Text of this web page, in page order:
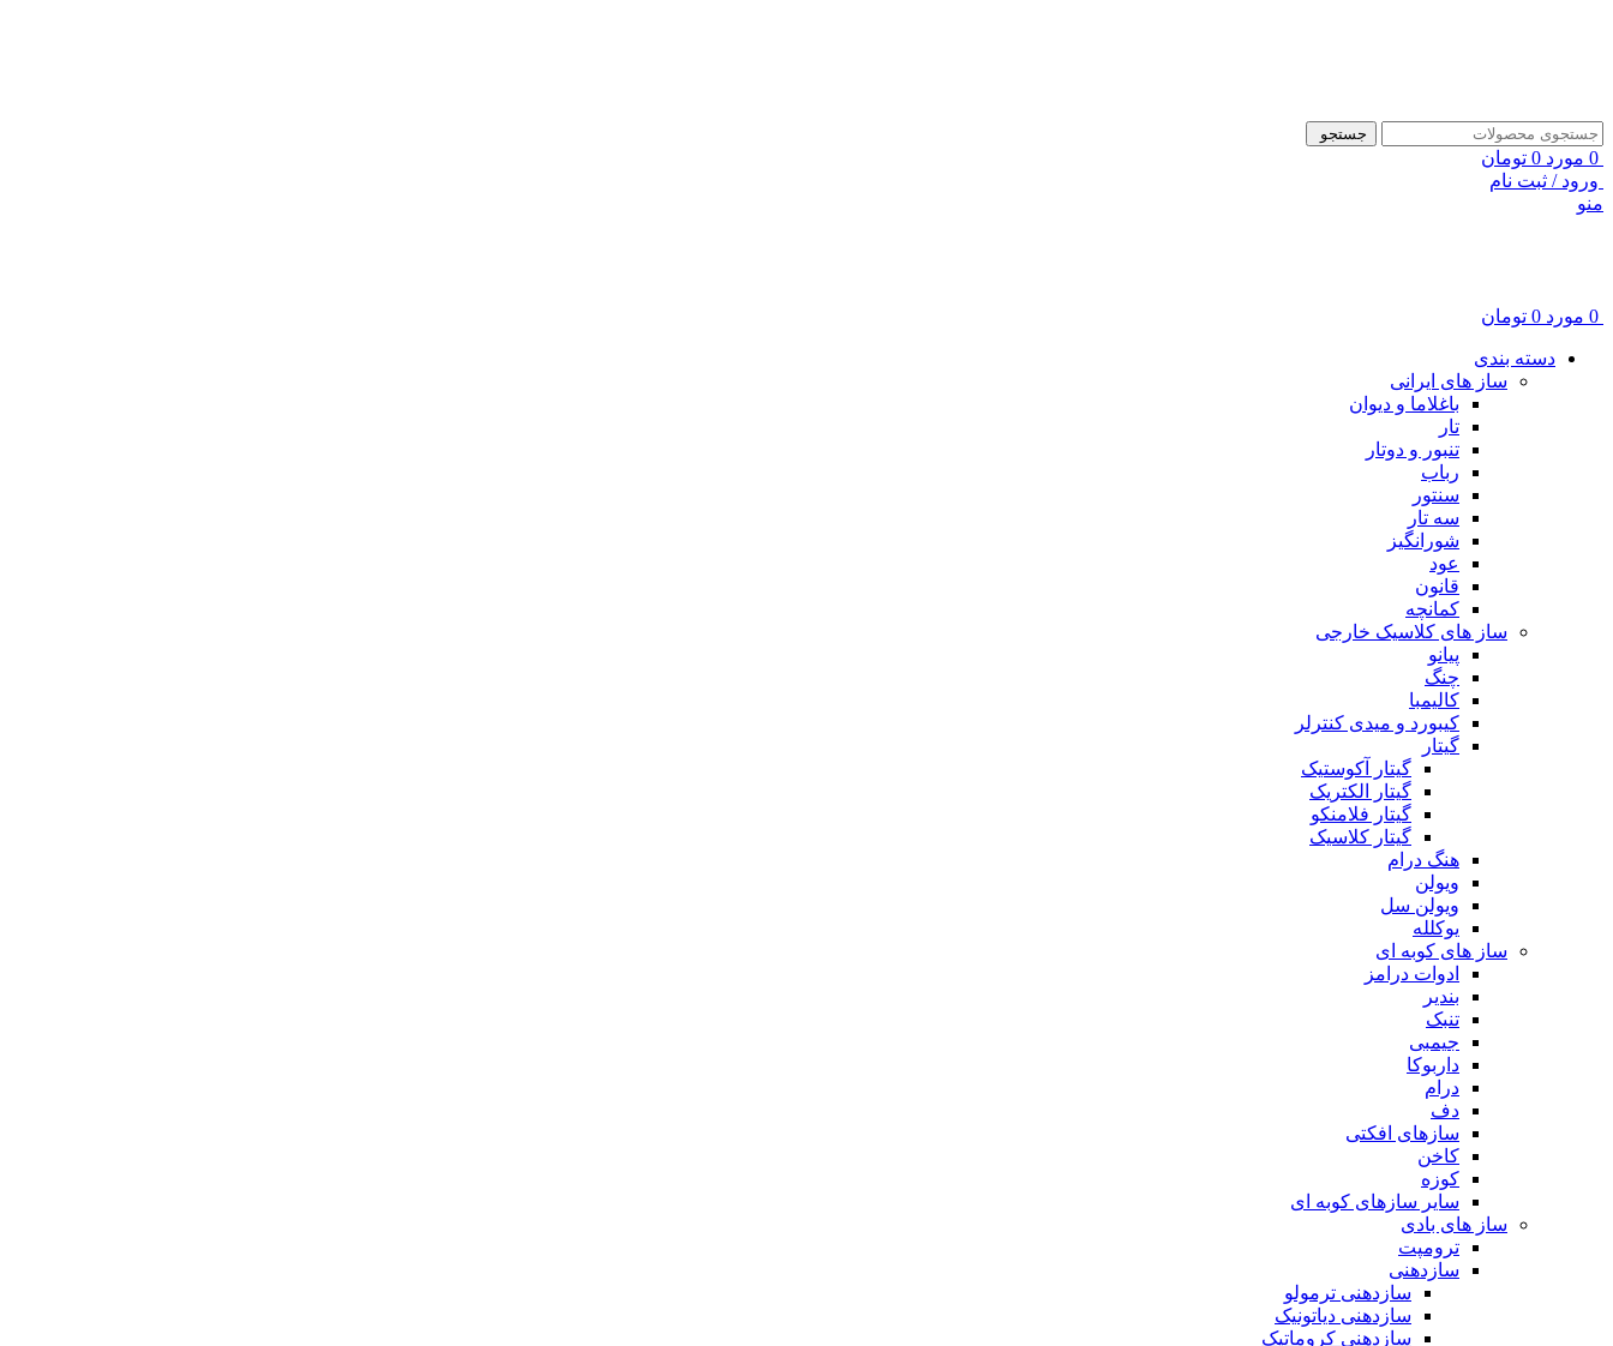
جستجو
0 مورد 0 تومان
ورود / ثبت نام
منو
0 مورد 0 تومان
دسته بندی
ساز های ایرانی
باغلاما و دیوان
تار
تنبور و دوتار
رباب
سنتور
سه تار
شورانگیز
عود
قانون
کمانچه
ساز های کلاسیک خارجی
پیانو
چنگ
کالیمبا
کیبورد و میدی کنترلر
گیتار
گیتار آکوستیک
گیتار الکتریک
گیتار فلامنکو
گیتار کلاسیک
هنگ درام
ویولن
ویولن سل
یوکلله
ساز های کوبه ای
ادوات درامز
بندیر
تنبک
جیمبی
داربوکا
درام
دف
سازهای افکتی
کاخن
کوزه
سایر سازهای کوبه ای
ساز های بادی
ترومپت
سازدهنی
سازدهنی ترمولو
سازدهنی دیاتونیک
سازدهنی کروماتیک